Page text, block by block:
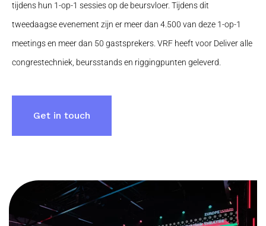
tijdens hun 1-op-1 sessies op de beursvloer. Tijdens dit
tweedaagse evenement zijn er meer dan 4.500 van deze 1-op-1
meetings en meer dan 50 gastsprekers. VRF heeft voor Deliver alle
congrestechniek, beursstands en riggingpunten geleverd.
Get in touch